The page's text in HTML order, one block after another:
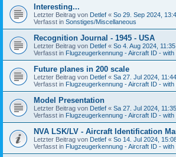
Interesting...
Letzter Beitrag von Detlef « So 29. Sep 2024,
Verfasst in Sonstiges/Miscellaneous
Recognition Journal - 1945 - USA
Letzter Beitrag von Detlef « So 4. Aug 2024, 11:35
Verfasst in Flugzeugerkennung - Aircraft ID - with
Future planes in 200 scale
Letzter Beitrag von Detlef « Sa 27. Jul 2024, 11:44
Verfasst in Flugzeugerkennung - Aircraft ID - with
Model Presentation
Letzter Beitrag von Detlef « Sa 27. Jul 2024, 11:35
Verfasst in Flugzeugerkennung - Aircraft ID - with
NVA LSK/LV - Aircraft Identification
Letzter Beitrag von Detlef « So 14. Jul 2024,
Verfasst in Flugzeugerkennung - Aircraft ID - with